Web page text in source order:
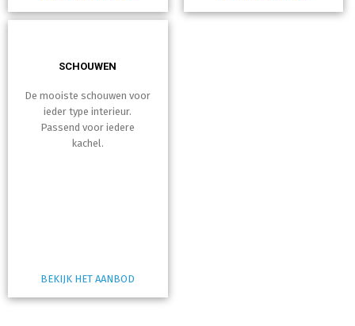
SCHOUWEN
De mooiste schouwen voor
ieder type interieur.
Passend voor iedere
kachel.
BEKIJK HET AANBOD